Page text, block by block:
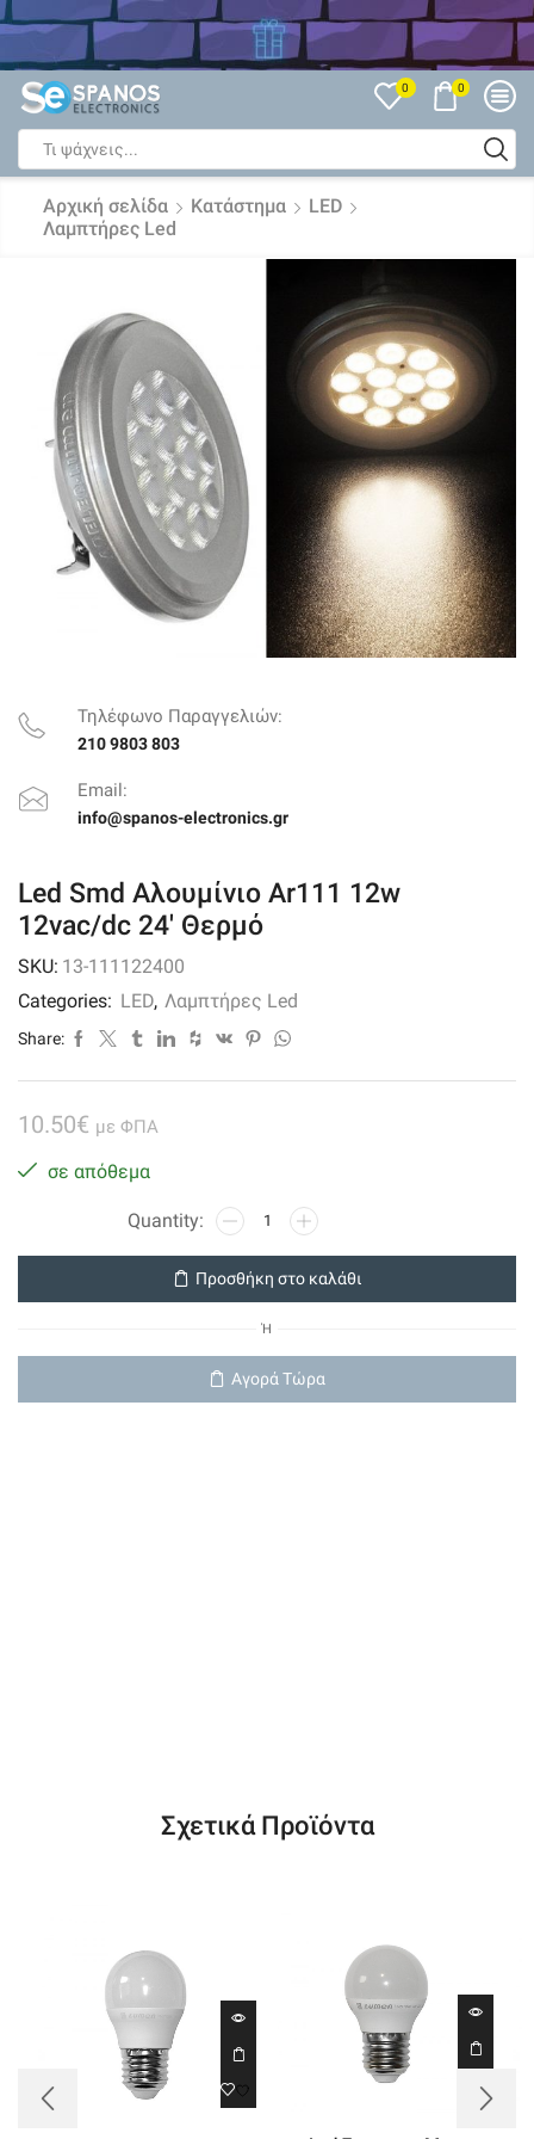
Δείτε όλες τις Εκπτώσεις
0 0
input
Αρχική σελίδα Κατάστημα
LED
Λαμπτήρες Led
Τηλέφωνο Παραγγελιών:
210 9803 803
Email:
info@spanos-electronics.gr
Led Smd Αλουμίνιο Ar111 12w
12vac/dc 24′ Θερμό
SKU: 13-111122400
Categories: LED, Λαμπτήρες Led
Share:
10.50€ με ΦΠΑ
σε απόθεμα
Led
Smd
Αλουμίνιο
Ar111
24'
Θερμό
Προσθήκη στο καλάθι
Ή
Αγορά Τώρα
Σχετικά Προϊόντα